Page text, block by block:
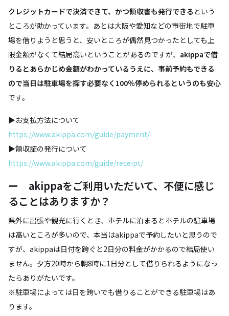
クレジットカードで決済できて、かつ領収書も発行できる という
ところが助かっています。あとは大阪や愛知などの市街地で駐車
場を借りようと思うと、安いところが偶然見つかったとしても上
限金額がなくて結局高いということがあるのですが、 akippaで借
りるとあらかじめ金額がわかっているうえに、事前予約もできる
ので当日は駐車場を探す必要なく100％停められるというのも安心
です。
▶お支払方法について
https://www.akippa.com/guide/payment/
▶領収証の発行について
https://www.akippa.com/guide/receipt/
ー akippaをご利用いただいて、不便に感じ
ることはありますか？
県外に出張や観光に行くとき、ホテルに泊まるとホテルの駐車場
は高いところが多いので、本当はakippaで予約したいと思うので
すが、akippaは日付を跨ぐと2日分の料金がかかるので結局使い
ません。夕方20時から朝8時に1日分として借りられるようになっ
たらありがたいです。
※駐車場によっては日を跨いでも借りることができる駐車場はあ
ります。